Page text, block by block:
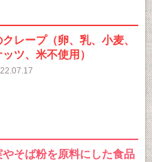
レープ（卵、乳、小麦、
ツ、米不使用）
やそば粉を原料にした食品